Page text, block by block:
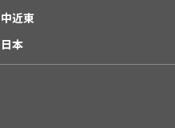
中近東
日本